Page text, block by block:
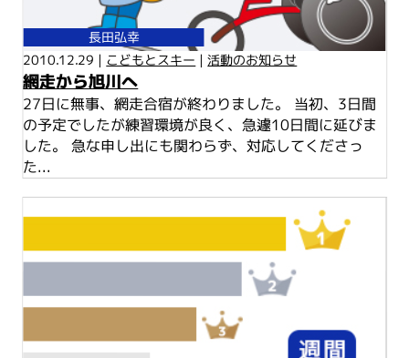
長田弘幸
2010.12.29 | こどもとスキー |活動のお知らせ
網走から旭川へ
27日に無事、網走合宿が終わりました。 当初、3日間
の予定でしたが練習環境が良く、急遽10日間に延びま
した。 急な申し出にも関わらず、対応してくださっ
た...